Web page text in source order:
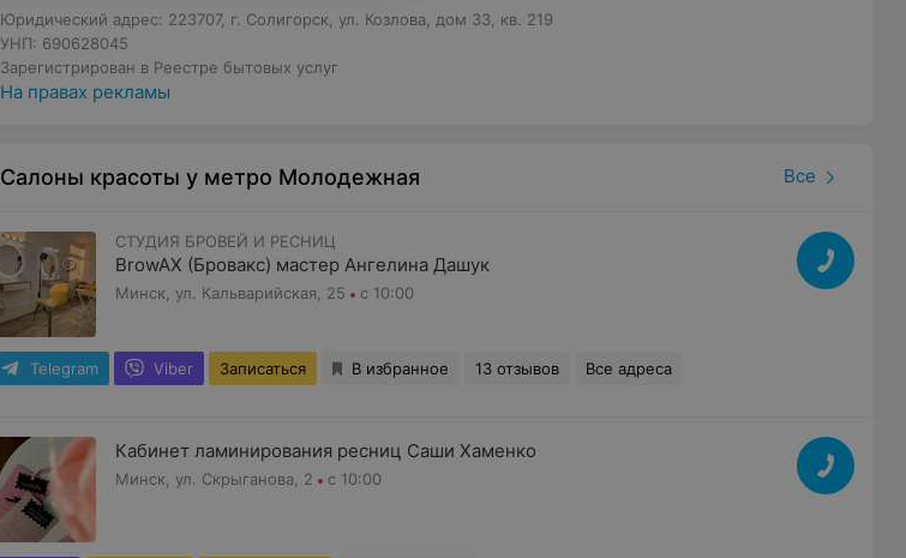
Юридический адрес: 223707, г. Солигорск, ул. Козлова, дом 33, кв. 219
УНП: 690628045
Зарегистрирован в Реестре бытовых услуг
На правах рекламы
Салоны красоты у метро Молодежная Все
СТУДИЯ БРОВЕЙ И РЕСНИЦ
BrowAX (Бровакс) мастер Ангелина Дашук
Минск, ул. Кальварийская, 25 с 10:00
Telegram Viber Записаться В избранное 13 отзывов Все адреса
Кабинет ламинирования ресниц Саши Хаменко
Минск, ул. Скрыганова, 2 с 10:00